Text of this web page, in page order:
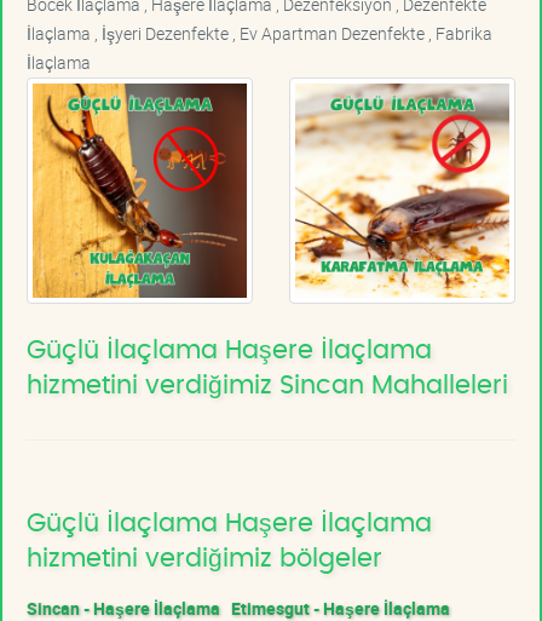
İlaçlama , İşyeri Dezenfekte , Ev Apartman Dezenfekte , Fabrika
İlaçlama
Güçlü İlaçlama Haşere İlaçlama
hizmetini verdiğimiz Sincan Mahalleleri
Güçlü İlaçlama Haşere İlaçlama
hizmetini verdiğimiz bölgeler
Sincan - Haşere İlaçlama Etimesgut - Haşere İlaçlama